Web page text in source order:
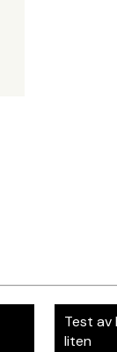
Test av
liten